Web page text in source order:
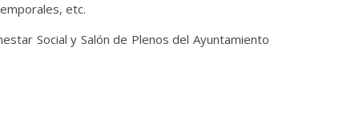
etc.
Social y Salón de Plenos del Ayuntamiento